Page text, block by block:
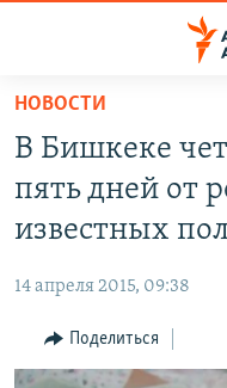
Вернуться
основному
содержанию
главной
навигации
Вернутся
ТАДЖИКИСТАН
ҚАЗАҚША
КЫРГЫЗЧА
НОВОСТИ
В Бишкеке
пять дней от
известных
14 апреля 2015, 09:38
Поделиться